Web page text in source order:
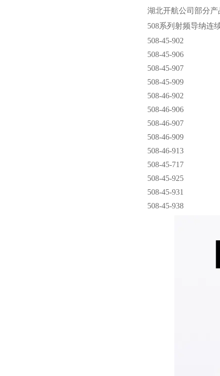
湖北开航公司部分产
508系列射频导纳连
508-45-902
508-45-906
508-45-907
508-45-909
508-46-902
508-46-906
508-46-907
508-46-909
508-46-913
508-45-717
508-45-925
508-45-931
508-45-938